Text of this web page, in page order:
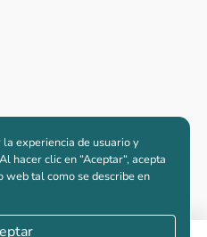
experiencia de usuario y
hacer clic en “Aceptar“, acepta
web tal como se describe en